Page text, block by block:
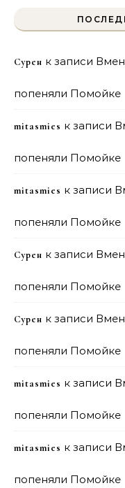
Сурен к записи
попеняли Помойке
mitasmies к записи
попеняли Помойке
mitasmies к записи
попеняли Помойке
Сурен к записи
попеняли Помойке
Сурен к записи
попеняли Помойке
mitasmies к записи
попеняли Помойке
mitasmies к записи
попеняли Помойке